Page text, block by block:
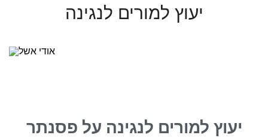
יעוץ למורים לנגינה
יעוץ למורים לנגינה על פסנתר